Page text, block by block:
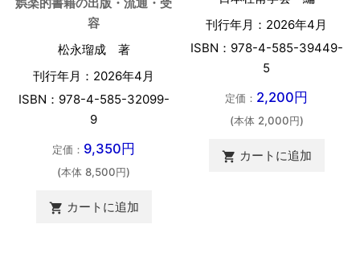
娯楽的書籍の出版・流通・受
容
松永瑠成 著
刊行年月：2026年4月
ISBN：978-4-585-32099-
9
定価： 9,350円
(本体 8,500円)
 カートに追加
刊行年月：2026年4月
ISBN：978-4-585-39449-
5
定価： 2,200円
(本体 2,000円)
 カートに追加